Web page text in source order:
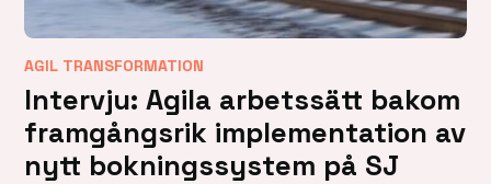
AGIL TRANSFORMATION
Intervju: Agila arbetssätt bakom
framgångsrik implementation av
nytt bokningssystem på SJ